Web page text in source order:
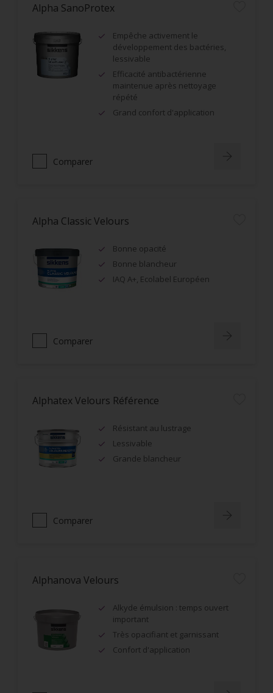
Alpha SanoProtex
Empêche activement le
développement des bactéries,
lessivable
Efficacité antibactérienne
maintenue après nettoyage
répété
Grand confort d'application
Comparer
Alpha Classic Velours
Bonne opacité
Bonne blancheur
IAQ A+, Ecolabel Européen
Comparer
Alphatex Velours Référence
Résistant au lustrage
Lessivable
Grande blancheur
Comparer
Alphanova Velours
Alkyde émulsion : temps ouvert
important
Très opacifiant et garnissant
Confort d'application